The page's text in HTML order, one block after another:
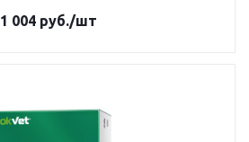
1 004руб./шт